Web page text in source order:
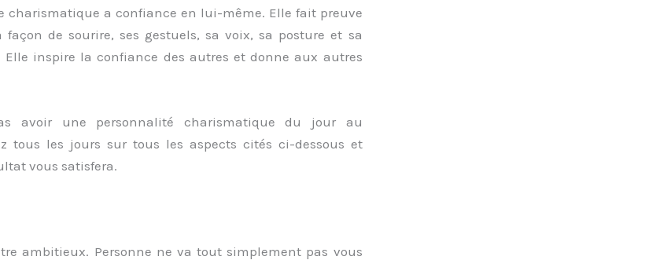
charismatique a confiance en lui-même. Elle fait preuve
façon de sourire, ses gestuels, sa voix, sa posture et sa
inspire la confiance des autres et donne aux autres
avoir une personnalité charismatique du jour au
tous les jours sur tous les aspects cités ci-dessous et
vous satisfera.
ambitieux. Personne ne va tout simplement pas vous